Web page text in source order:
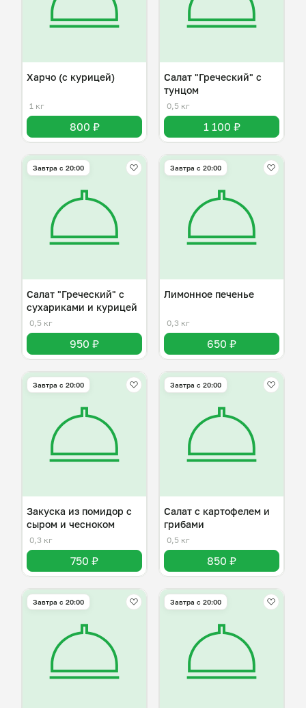
Харчо (с курицей)
1 кг
800 ₽
Салат "Греческий" с
тунцом
0,5 кг
1 100 ₽
Завтра c 20:00
Салат "Греческий" с
сухариками и курицей
0,5 кг
950 ₽
Завтра c 20:00
Лимонное печенье
0,3 кг
650 ₽
Завтра c 20:00
Закуска из помидор с
сыром и чесноком
0,3 кг
750 ₽
Завтра c 20:00
Салат с картофелем и
грибами
0,5 кг
850 ₽
Завтра c 20:00 Завтра c 20:00